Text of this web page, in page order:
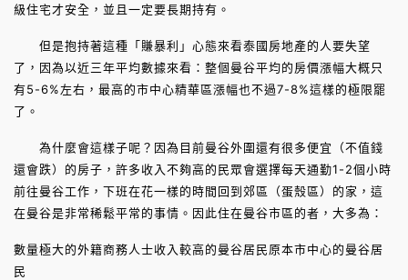
級住宅才安全，並且一定要長期持有。
但是抱持著這種「賺暴利」心態來看泰國房地產的人要失望
了，因為以近三年平均數據來看：整個曼谷平均的房價漲幅大概只
有5-6%左右，最高的市中心精華區漲幅也不過7-8%這樣的極限罷
了。
為什麼會這樣子呢？因為目前曼谷外圍還有很多便宜（不值錢
還會跌）的房子，許多收入不夠高的民眾會選擇每天通勤1-2個小時
前往曼谷工作，下班在花一樣的時間回到郊區（蛋殼區）的家，這
在曼谷是非常稀鬆平常的事情。因此住在曼谷市區的者，大多為：
數量極大的外籍商務人士收入較高的曼谷居民原本市中心的曼谷居
民